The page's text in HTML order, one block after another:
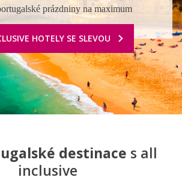
prázdniny na maximum
HOTELY SE SLEVOU
destinace s all
inclusive